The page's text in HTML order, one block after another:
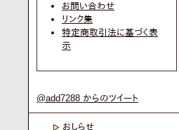
お問い合わせ
リンク集
特定商取引法に基づく表
示
@add7288 からのツイート
おしらせ